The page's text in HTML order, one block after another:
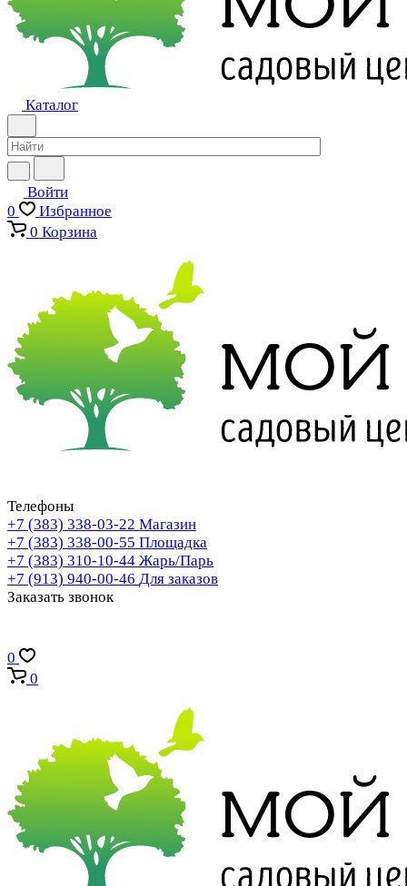
Каталог
Войти
0
Избранное
0 Корзина
Телефоны
+7 (383) 338-03-22 Магазин
+7 (383) 338-00-55 Площадка
+7 (383) 310-10-44 Жарь/Парь
+7 (913) 940-00-46 Для заказов
Заказать звонок
0
0